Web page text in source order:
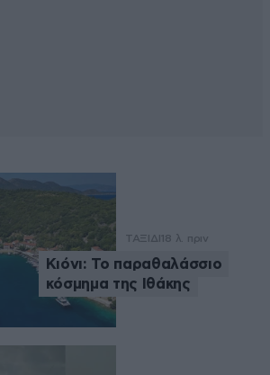
ΤΑΞΙΔΙ 18 λ. πριν
Κιόνι: Το παραθαλάσσιο
κόσμημα της Ιθάκης